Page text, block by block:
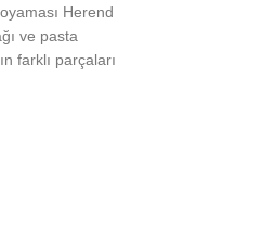
Herend
ve pasta
farklı parçaları